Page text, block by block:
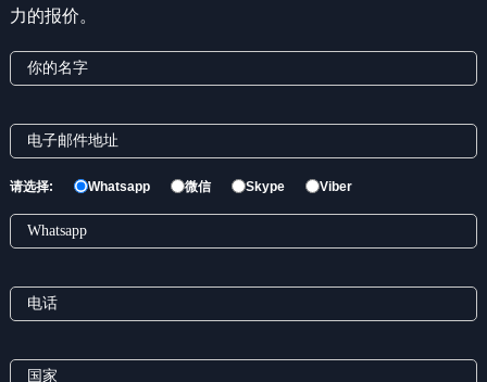
力的报价。
请选择: Whatsapp 微信 Skype Viber